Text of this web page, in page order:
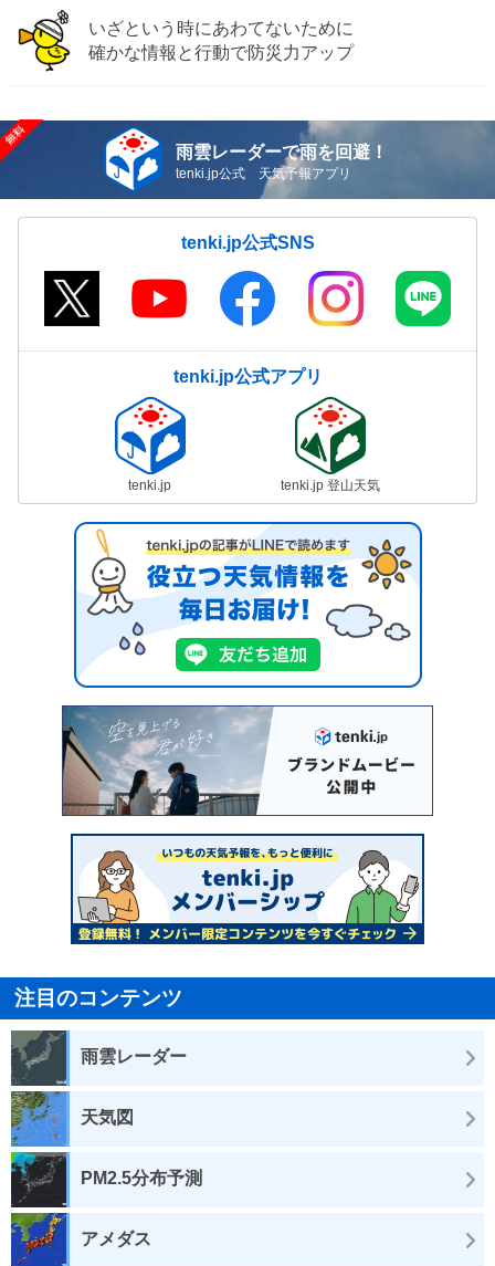
いざという時にあわてないために
確かな情報と行動で防災力アップ
雨雲レーダーで雨を回避！
tenki.jp公式 天気予報アプリ
tenki.jp公式SNS
tenki.jp公式アプリ
tenki.jp tenki.jp 登山天気
注目のコンテンツ
雨雲レーダー
天気図
PM2.5分布予測
アメダス